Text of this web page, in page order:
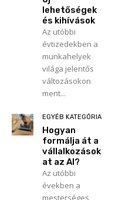
lehetőségek
és kihívások
Az utóbbi
évtizedekben a
munkahelyek
világa jelentős
változásokon
ment...
EGYÉB KATEGÓRIA
Hogyan
formálja át a
vállalkozások
at az AI?
Az utóbbi
években a
mesterséges